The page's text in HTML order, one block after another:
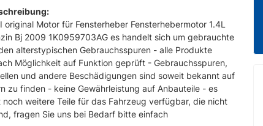
original Motor für Fensterheber Fensterhebermotor 1.4L
Bj 2009 1K0959703AG es handelt sich um gebrauchte
alterstypischen Gebrauchsspuren - alle Produkte
Möglichkeit auf Funktion geprüft - Gebrauchsspuren,
und andere Beschädigungen sind soweit bekannt auf
zu finden - keine Gewährleistung auf Anbauteile - es
noch weitere Teile für das Fahrzeug verfügbar, die nicht
fragen Sie uns bei Bedarf bitte einfach